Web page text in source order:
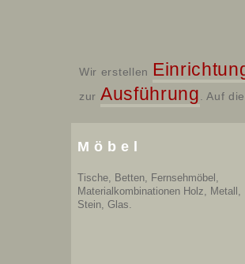
Wir erstellen
zur Ausführung . Auf
Möbel
Tische, Betten, Fernsehmöbel,
Materialkombinationen Holz, Metall,
Stein, Glas.